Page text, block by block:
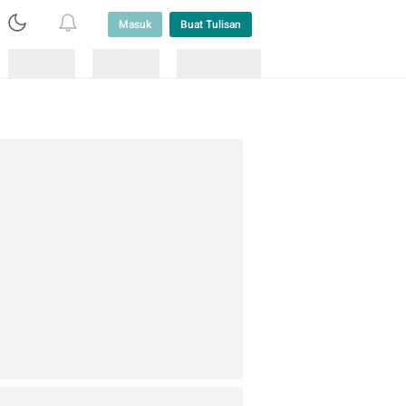
Masuk Buat Tulisan